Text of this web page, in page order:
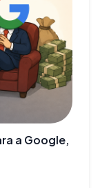
a Google,